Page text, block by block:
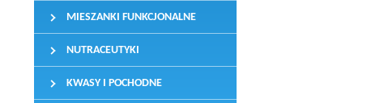
MIESZANKI FUNKCJONALNE
NUTRACEUTYKI
KWASY I POCHODNE